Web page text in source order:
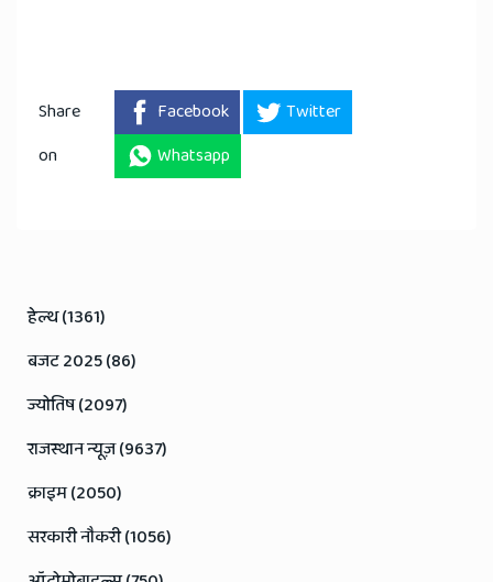
Share
on
Facebook
Twitter
Whatsapp
हेल्थ (1361)
बजट 2025 (86)
ज्योतिष (2097)
राजस्थान न्यूज़ (9637)
क्राइम (2050)
सरकारी नौकरी (1056)